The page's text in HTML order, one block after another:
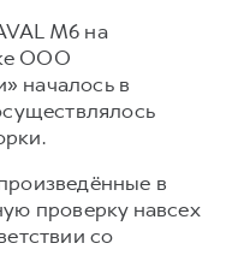
599 000 ₽
M6 на
ООО
началось в
в
проверку навсех
со